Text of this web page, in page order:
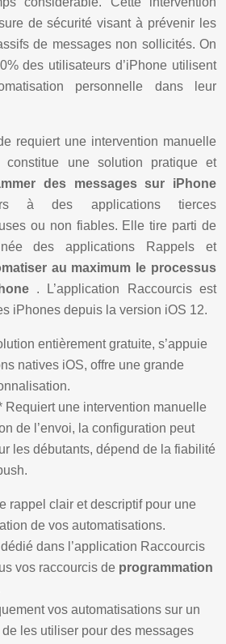
de sécurité visant à prévenir les
de messages non sollicités. On
des utilisateurs d’iPhone utilisent
personnelle dans leur
requiert une intervention manuelle
constitue une solution pratique et
des messages sur iPhone
à des applications tierces
ou non fiables. Elle tire parti de
des applications Rappels et
au maximum le processus
. L’application Raccourcis est
iPhones depuis la version iOS 12.
entièrement gratuite, s’appuie
natives iOS, offre une grande
Requiert une intervention manuelle
de l’envoi, la configuration peut
les débutants, dépend de la fiabilité
rappel clair et descriptif pour une
de vos automatisations.
dans l’application Raccourcis
vos raccourcis de programmation
vos automatisations sur un
les utiliser pour des messages